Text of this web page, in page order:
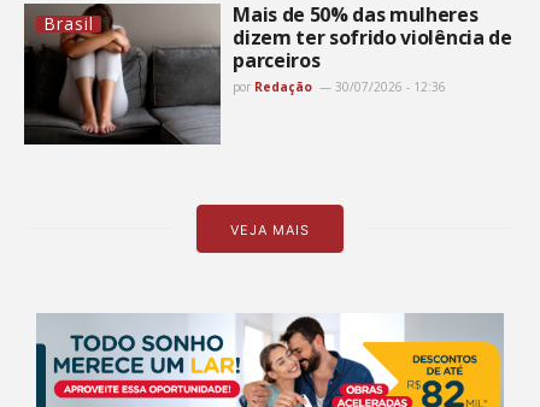
Brasil
Mais de 50% das mulheres
dizem ter sofrido violência de
parceiros
por Redação 30/07/2026 - 12:36
VEJA MAIS